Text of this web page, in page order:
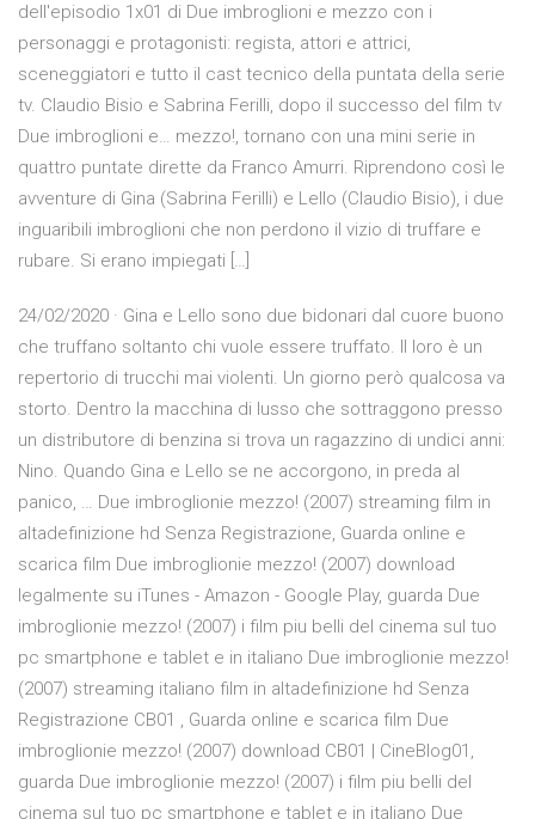
dell'episodio 1x01 di Due imbroglioni e mezzo con i
personaggi e protagonisti: regista, attori e attrici,
sceneggiatori e tutto il cast tecnico della puntata della serie
tv. Claudio Bisio e Sabrina Ferilli, dopo il successo del film tv
Due imbroglioni e… mezzo!, tornano con una mini serie in
quattro puntate dirette da Franco Amurri. Riprendono così le
avventure di Gina (Sabrina Ferilli) e Lello (Claudio Bisio), i due
inguaribili imbroglioni che non perdono il vizio di truffare e
rubare. Si erano impiegati […]
24/02/2020 · Gina e Lello sono due bidonari dal cuore buono
che truffano soltanto chi vuole essere truffato. Il loro è un
repertorio di trucchi mai violenti. Un giorno però qualcosa va
storto. Dentro la macchina di lusso che sottraggono presso
un distributore di benzina si trova un ragazzino di undici anni:
Nino. Quando Gina e Lello se ne accorgono, in preda al
panico, … Due imbroglionie mezzo! (2007) streaming film in
altadefinizione hd Senza Registrazione, Guarda online e
scarica film Due imbroglionie mezzo! (2007) download
legalmente su iTunes - Amazon - Google Play, guarda Due
imbroglionie mezzo! (2007) i film piu belli del cinema sul tuo
pc smartphone e tablet e in italiano Due imbroglionie mezzo!
(2007) streaming italiano film in altadefinizione hd Senza
Registrazione CB01 , Guarda online e scarica film Due
imbroglionie mezzo! (2007) download CB01 | CineBlog01,
guarda Due imbroglionie mezzo! (2007) i film piu belli del
cinema sul tuo pc smartphone e tablet e in italiano Due